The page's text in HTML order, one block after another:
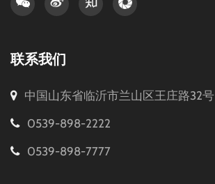
联系我们
中国山东省临沂市兰山区王庄路32号
0539-898-2222
0539-898-7777